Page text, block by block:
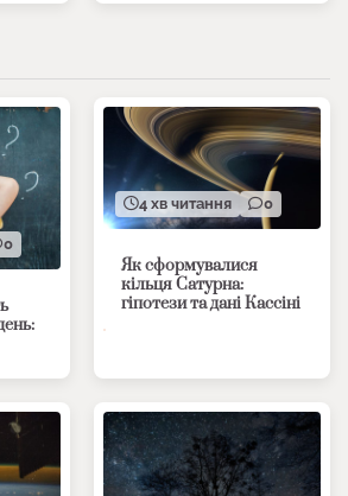
0
4 хв читання 0
Як сформувалися
кільця Сатурна:
гіпотези та дані Кассіні